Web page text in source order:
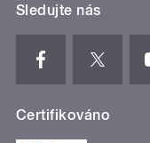
Sledujte nás
Certifikováno